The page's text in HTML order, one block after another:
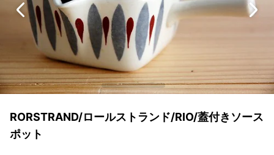
RORSTRAND/ロールストランド/RIO/蓋付きソース
ポット